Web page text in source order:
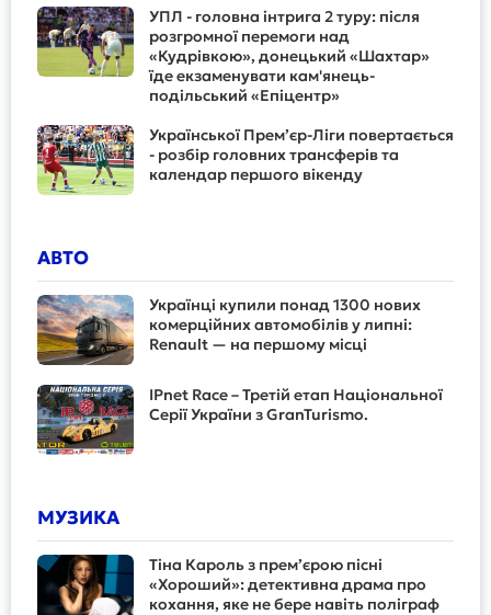
УПЛ - головна інтрига 2 туру: після
розгромної перемоги над
«Кудрівкою», донецький «Шахтар»
їде екзаменувати кам'янець-
подільський «Епіцентр»
Української Прем’єр-Ліги повертається
- розбір головних трансферів та
календар першого вікенду
АВТО
Українці купили понад 1300 нових
комерційних автомобілів у липні:
Renault — на першому місці
IPnet Race – Третій етап Національної
Серії України з GranTurismo.
МУЗИКА
Тіна Кароль з прем’єрою пісні
«Хороший»: детективна драма про
кохання, яке не бере навіть поліграф